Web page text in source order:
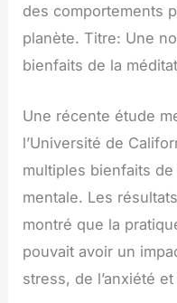
des comportements
planète. Titre: Une
bienfaits de la
Une récente étude
l’Université de
multiples bienfaits
mentale. Les
montré que la
pouvait avoir un
stress, de l’anxiété